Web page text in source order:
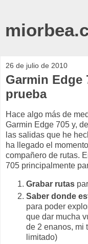
26 de julio de 2010
Garmin Edge
prueba
Hace algo más de
Garmin Edge 705 y,
las salidas que he
ha llegado el
compañero de rutas.
705 principalmente
Grabar rutas
Saber donde
para poder
que dar mucha
de 2 enanos, mi
limitado)